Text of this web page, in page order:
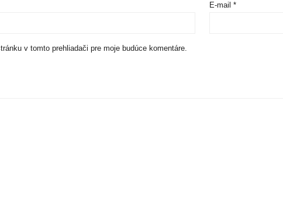
E-mail *
v tomto prehliadači pre moje budúce komentáre.